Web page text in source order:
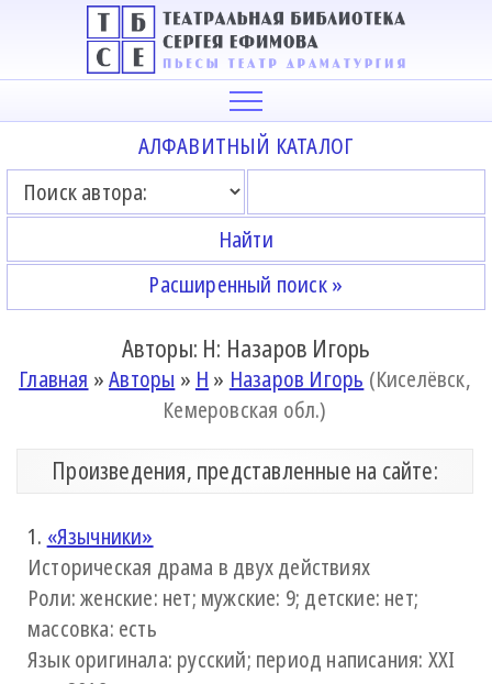
АЛФАВИТНЫЙ КАТАЛОГ
Расширенный поиск »
Авторы: Н: Назаров Игорь
Главная »Авторы » Н » Назаров Игорь (Киселёвск,
Кемеровская обл.)
Произведения, представленные на сайте:
1. «Язычники»
Историческая драма в двух действиях
Роли: женские: нет; мужские: 9; детские: нет;
массовка: есть
Язык оригинала: русский; период написания: XXI